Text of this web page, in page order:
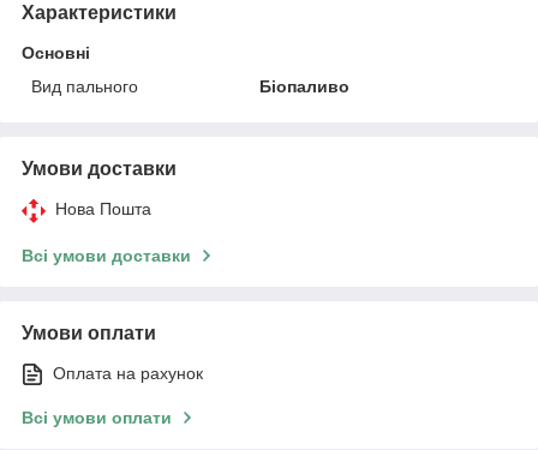
Характеристики
Основні
Вид пального
Біопаливо
Умови доставки
Нова Пошта
Всі умови доставки
Умови оплати
Оплата на рахунок
Всі умови оплати